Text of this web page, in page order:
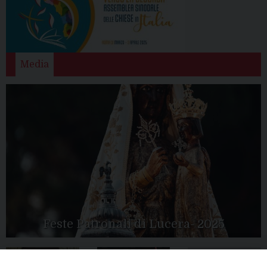
Media
Feste Patronali di Lucera- 2025